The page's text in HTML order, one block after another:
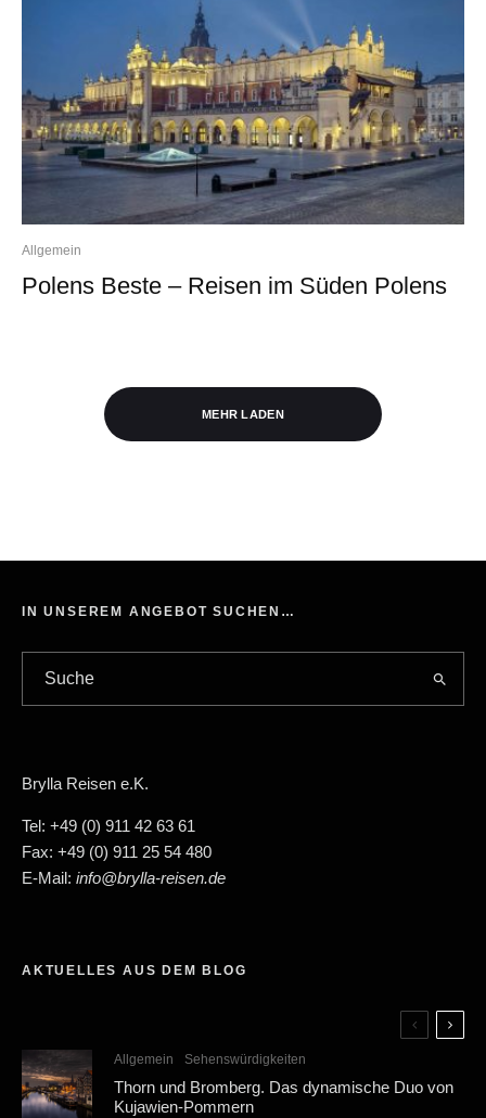
Allgemein
Polens Beste – Reisen im Süden Polens
MEHR LADEN
IN UNSEREM ANGEBOT SUCHEN…
Brylla Reisen e.K.
Tel: +49 (0) 911 42 63 61
Fax: +49 (0) 911 25 54 480
E-Mail: info@brylla-reisen.de
AKTUELLES AUS DEM BLOG
Allgemein Sehenswürdigkeiten
Thorn und Bromberg. Das dynamische Duo von
Kujawien-Pommern